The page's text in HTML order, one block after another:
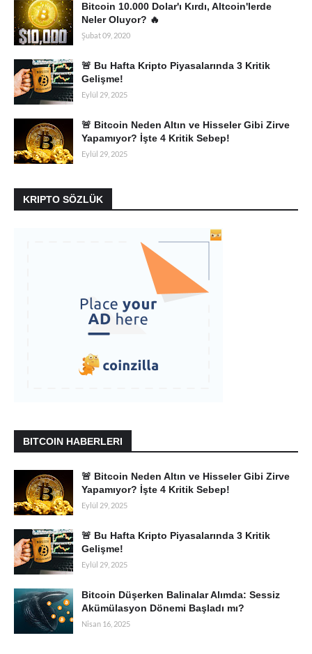
Bitcoin 10.000 Dolar'ı Kırdı, Altcoin'lerde
Neler Oluyor? 🔥
Şubat 09, 2020
🚨 Bu Hafta Kripto Piyasalarında 3 Kritik
Gelişme!
Eylül 29, 2025
🚨 Bitcoin Neden Altın ve Hisseler Gibi Zirve
Yapamıyor? İşte 4 Kritik Sebep!
Eylül 29, 2025
KRIPTO SÖZLÜK
BITCOIN HABERLERI
🚨 Bitcoin Neden Altın ve Hisseler Gibi Zirve
Yapamıyor? İşte 4 Kritik Sebep!
Eylül 29, 2025
🚨 Bu Hafta Kripto Piyasalarında 3 Kritik
Gelişme!
Eylül 29, 2025
Bitcoin Düşerken Balinalar Alımda: Sessiz
Akümülasyon Dönemi Başladı mı?
Nisan 16, 2025